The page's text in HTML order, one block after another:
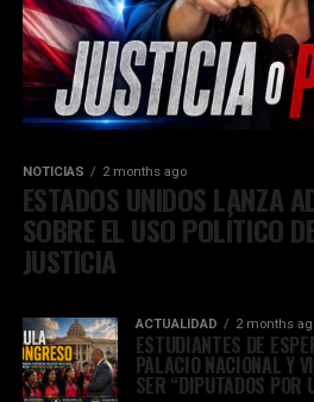
NOTICIAS 2 months ago
ESTADOS UNIDOS LANZA
SOBRE EL USO POLÍTICO
JUSTICIA
ACTUALIDAD 2 months
ESTUDIANTES DE
PALACIO NACIONAL Y
SER “DIPUTADOS POR